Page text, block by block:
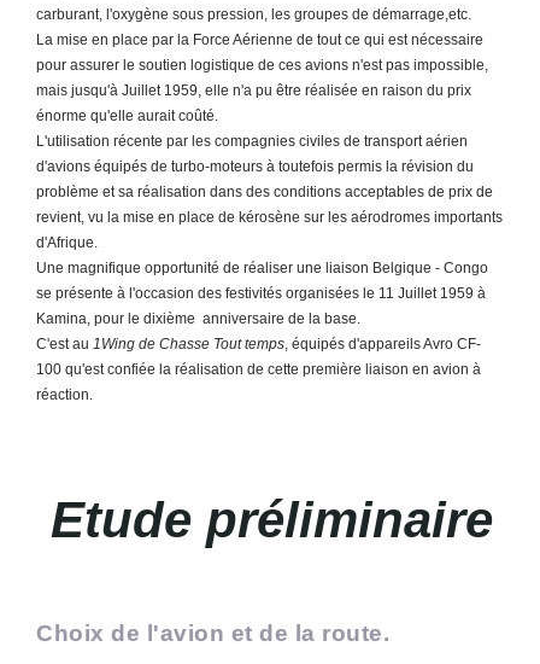
carburant, l'oxygène sous pression, les groupes de démarrage,etc.
La mise en place par la Force Aérienne de tout ce qui est nécessaire
pour assurer le soutien logistique de ces avions n'est pas impossible,
mais jusqu'à Juillet 1959, elle n'a pu être réalisée en raison du prix
énorme qu'elle aurait coûté.
L'utilisation récente par les compagnies civiles de transport aérien
d'avions équipés de turbo-moteurs à toutefois permis la révision du
problème et sa réalisation dans des conditions acceptables de prix de
revient, vu la mise en place de kérosène sur les aérodromes importants
d'Afrique.
Une magnifique opportunité de réaliser une liaison Belgique - Congo
se présente à l'occasion des festivités organisées le 11 Juillet 1959 à
Kamina, pour le dixième anniversaire de la base.
C'est au 1Wing de Chasse Tout temps, équipés d'appareils Avro CF-
100 qu'est confiée la réalisation de cette première liaison en avion à
réaction.
Etude préliminaire
Choix de l'avion et de la route.